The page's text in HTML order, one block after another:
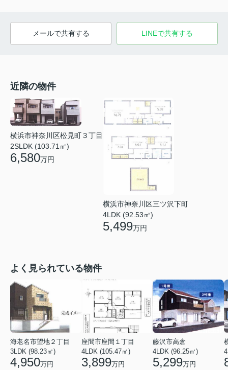
メールで共有する LINEで共有する
近隣の物件
横浜市神奈川区松見町３丁目
2SLDK (103.71㎡)
6,580万円
横浜市神奈川区三ツ沢下町
4LDK (92.53㎡)
5,499万円
よく見られている物件
海老名市望地２丁目
3LDK (98.23㎡)
4,950万円
座間市座間１丁目
4LDK (105.47㎡)
3,899万円
藤沢市高倉
4LDK (96.25㎡)
5,299万円